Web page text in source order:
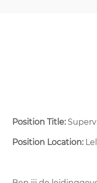
Position Title:
Position Location: